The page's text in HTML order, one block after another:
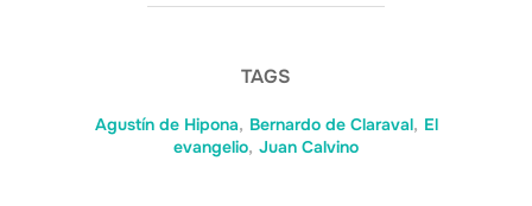
TAGS
Agustín de Hipona, Bernardo de Claraval, El
evangelio, Juan Calvino